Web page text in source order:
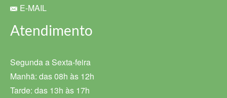
E-MAIL
Atendimento
Segunda a Sexta-feira
Manhã: das 08h às 12h
Tarde: das 13h às 17h